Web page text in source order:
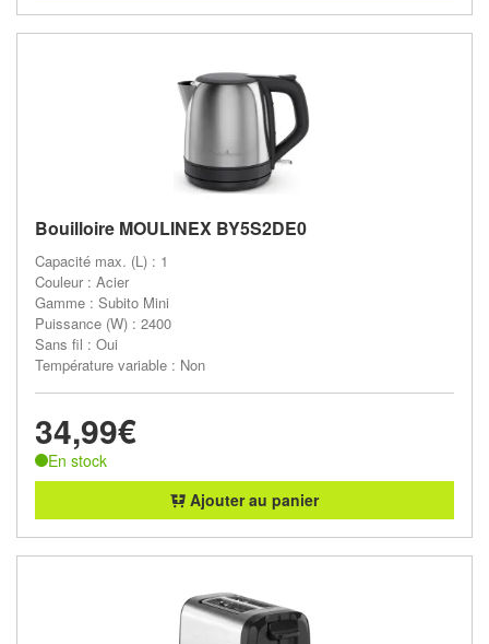
Bouilloire MOULINEX BY5S2DE0
Capacité max. (L) : 1
Couleur : Acier
Gamme : Subito Mini
Puissance (W) : 2400
Sans fil : Oui
Température variable : Non
34,99€
En stock
Ajouter au panier